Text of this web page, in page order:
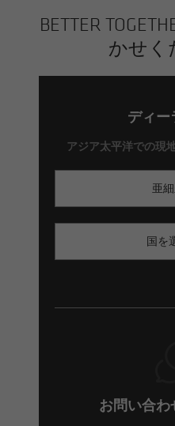
BETTER
かせく
ディー
アジア太平洋での現
亜
国を
お問い合わ